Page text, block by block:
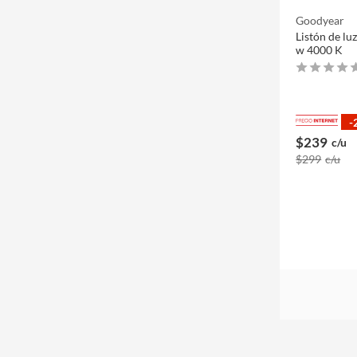
Goodyear
Listón de
w 4000 K
-
$239 c/u
$299 c/u